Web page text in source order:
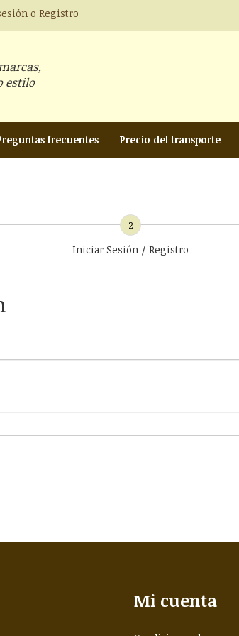
o Registro
estilo
frecuentes Precio del transporte
2
Iniciar Sesión / Registro
Mi cuenta